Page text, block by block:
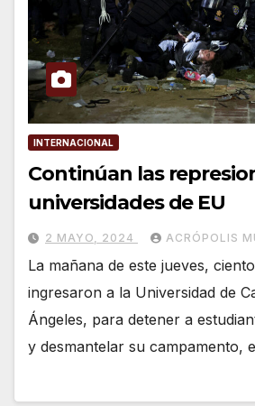
INTERNACIONAL
Continúan las
universidades de EU
2 MAYO, 2024 ACRÓPOLIS
La mañana de este jueves,
ingresaron a la Universidad de
Ángeles, para detener a
y desmantelar su campamento,